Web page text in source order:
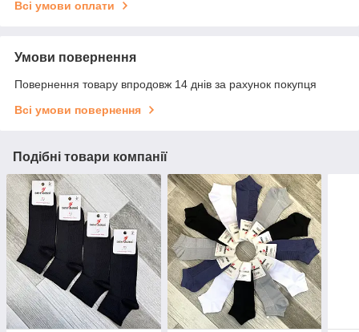
Всі умови оплати
Умови повернення
Повернення товару впродовж 14 днів за рахунок покупця
Всі умови повернення
Подібні товари компанії